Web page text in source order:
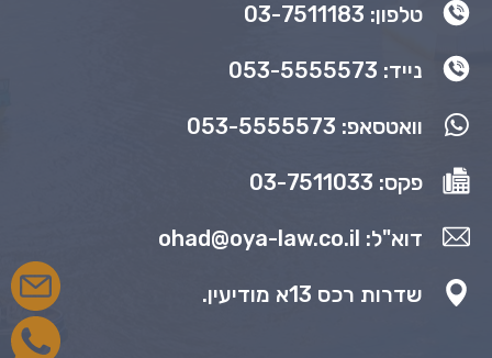
טלפון: 03-7511183
נייד: 053-5555573
וואטסאפ: 053-5555573
פקס: 03-7511033
דוא"ל: ohad@oya-law.co.il
שדרות רכס 13א מודיעין.